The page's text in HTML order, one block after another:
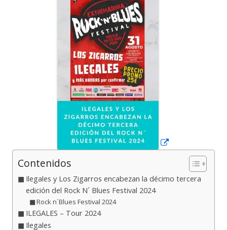
Contenidos
Ilegales y Los Zigarros encabezan la décimo tercera
edición del Rock N´ Blues Festival 2024
Rock n´Blues Festival 2024
ILEGALES – Tour 2024
Ilegales